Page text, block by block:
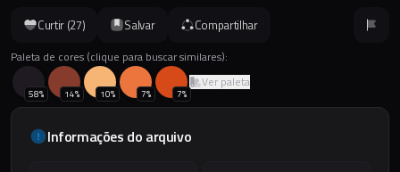
Curtir (27) Salvar Compartilhar
Paleta de cores (clique para buscar similares):
58% 14% 10% 7% 7%
Ver paleta
Informações do arquivo